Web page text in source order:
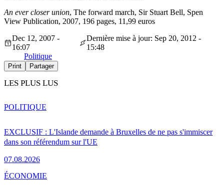
An ever closer union, The forward march, Sir Stuart Bell, Spen
View Publication, 2007, 196 pages, 11,99 euros
Dec 12, 2007 -
16:07
Dernière mise à jour: Sep 20, 2012 -
15:48
Politique
Print Partager
LES PLUS LUS
EXCLUSIF : L'Islande demande à Bruxelles de ne pas s'immiscer
dans son référendum sur l'UE
07.08.2026
POLITIQUE
ÉCONOMIE